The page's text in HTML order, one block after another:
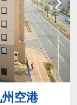
翌朝
空港